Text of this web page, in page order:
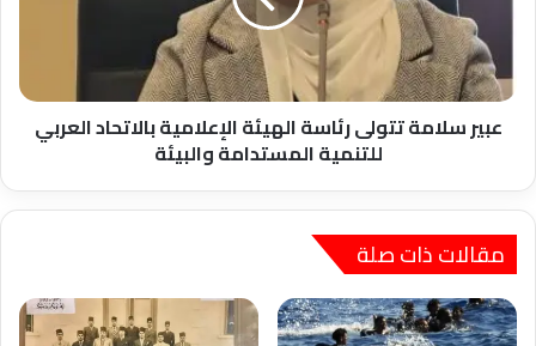
الإعلامية
بالاتحاد
العربي
للتنمية
المستدامة
عبير سلامة تتولى رئاسة الهيئة الإعلامية بالاتحاد العربي
للتنمية المستدامة والبيئة
مقالات ذات صلة